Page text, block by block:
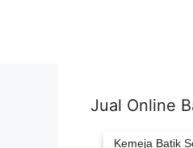
Jual Online
Kemeja Batik